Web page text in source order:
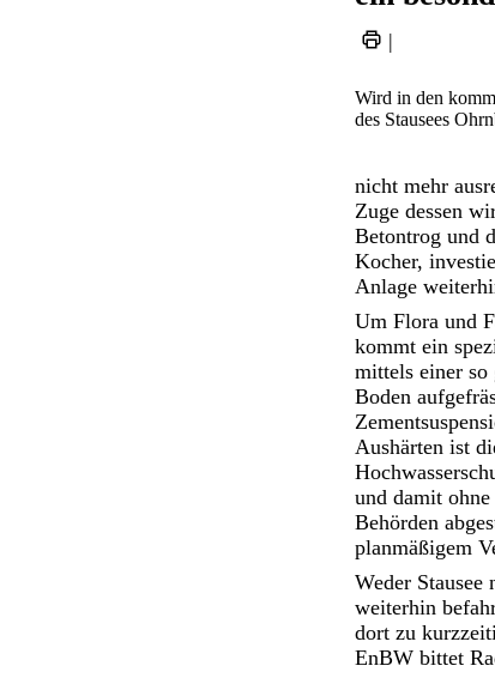
|
Wird in den
des Stausees
nicht mehr
Zuge dessen
Betontrog und
Kocher,
Anlage
Um Flora und
kommt ein
mittels einer
Boden
Aushärten ist
und damit
Behörden
planmäßigem
Weder
weiterhin
dort zu
EnBW bittet